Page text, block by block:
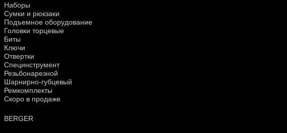
Наборы
Сумки и рюкзаки
Подъемное оборудование
Головки торцевые
Биты
Ключи
Отвертки
Специнструмент
Резьбонарезной
Шарнирно-губцевый
Ремкомплекты
Скоро в продаже
BERGER